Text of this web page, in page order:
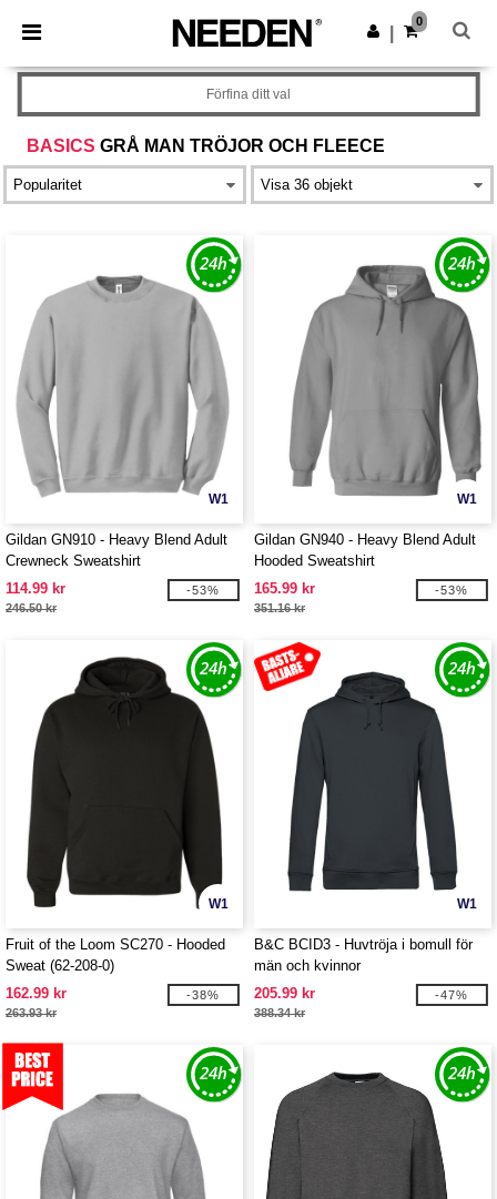
× Needen-app
Bättre priser i appen!
Hämta app
0
BASICS GRÅ MAN TRÖJOR OCH FLEECE
Förfina ditt val
W1
Gildan GN910 - Heavy Blend Adult
Crewneck Sweatshirt
114.99 kr
246.50 kr
-53%
W1
Gildan GN940 - Heavy Blend Adult
Hooded Sweatshirt
165.99 kr
351.16 kr
-53%
W1
Fruit of the Loom SC270 - Hooded
Sweat (62-208-0)
162.99 kr
263.93 kr
-38%
W1
B&C BCID3 - Huvtröja i bomull för
män och kvinnor
205.99 kr
388.34 kr
-47%